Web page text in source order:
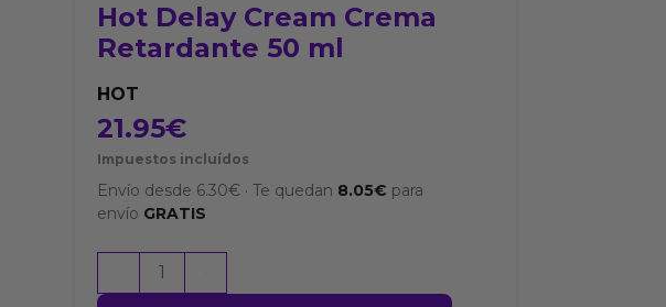
Hot Delay Cream Crema
Retardante 50 ml
HOT
21.95€
Impuestos incluídos
Envío desde 6.30€ ·Te quedan 8.05€ para
envío GRATIS
Delay